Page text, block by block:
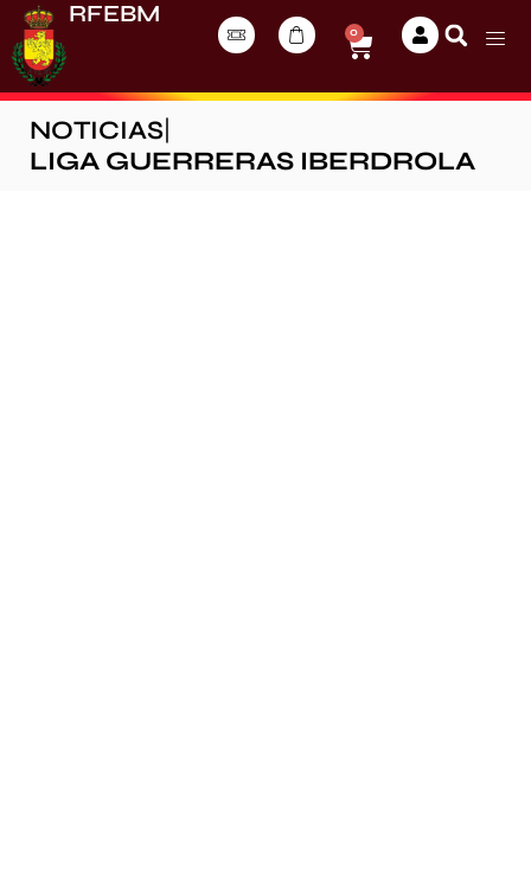
RFEBM
0
NOTICIAS
LIGA GUERRERAS IBERDROLA